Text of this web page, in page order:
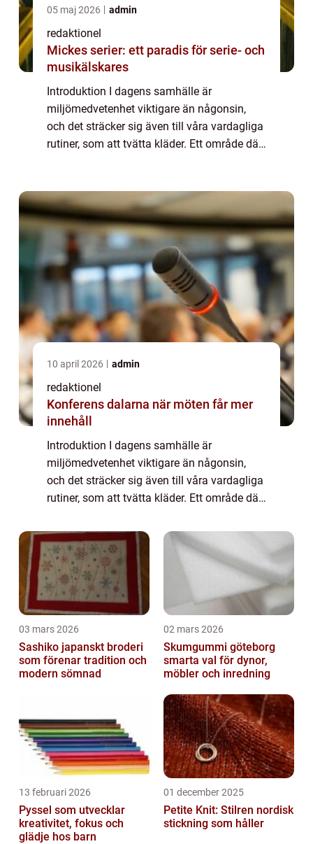
05 maj 2026 admin
redaktionel
Mickes serier: ett paradis för serie- och
musikälskares
Introduktion I dagens samhälle är
miljömedvetenhet viktigare än någonsin,
och det sträcker sig även till våra vardagliga
rutiner, som att tvätta kläder. Ett område där
10 april 2026 admin
redaktionel
Konferens dalarna när möten får mer
innehåll
Introduktion I dagens samhälle är
miljömedvetenhet viktigare än någonsin,
och det sträcker sig även till våra vardagliga
rutiner, som att tvätta kläder. Ett område där
denna artikel kommer vi utforska de...
03 mars 2026
Sashiko japanskt broderi
som förenar tradition och
modern sömnad
02 mars 2026
Skumgummi göteborg
smarta val för dynor,
möbler och inredning
13 februari 2026
Pyssel som utvecklar
kreativitet, fokus och
glädje hos barn
01 december 2025
Petite Knit: Stilren nordisk
stickning som håller